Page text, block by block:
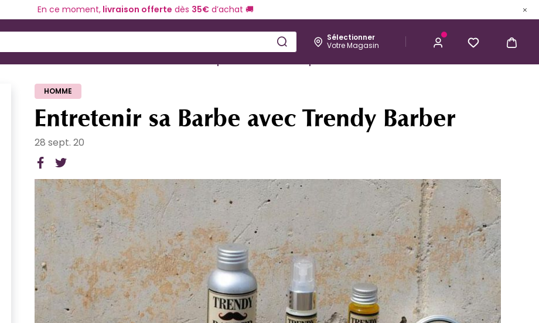
En ce moment,livraison offerte dès 35€d’achat 🚚
Sélectionner
Votre Magasin
Matériel de coiffure Coloration et technique Esthétique Homme Kérastase
HOMME
Entretenir sa Barbe avec Trendy Barber
28 sept. 20